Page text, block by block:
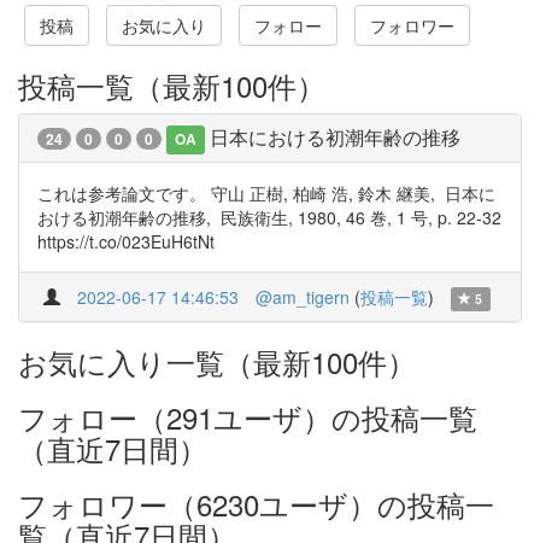
投稿 お気に入り フォロー フォロワー
投稿一覧（最新100件）
24 0 0 0 OA 日本における初潮年齢の推移
これは参考論文です。 守山 正樹, 柏崎 浩, 鈴木 継美, 日本に
おける初潮年齢の推移, 民族衛生, 1980, 46 巻, 1 号, p. 22-32
https://t.co/023EuH6tNt
2022-06-17 14:46:53 @am_tigern (投稿一覧) 5
お気に入り一覧（最新100件）
フォロー（291ユーザ）の投稿一覧
（直近7日間）
フォロワー（6230ユーザ）の投稿一